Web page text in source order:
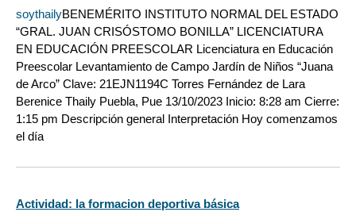
soythailyBENEMÉRITO INSTITUTO NORMAL DEL ESTADO
“GRAL. JUAN CRISÓSTOMO BONILLA” LICENCIATURA
EN EDUCACIÓN PREESCOLAR Licenciatura en Educación
Preescolar Levantamiento de Campo Jardín de Niños “Juana
de Arco” Clave: 21EJN1194C Torres Fernández de Lara
Berenice Thaily Puebla, Pue 13/10/2023 Inicio: 8:28 am Cierre:
1:15 pm Descripción general Interpretación Hoy comenzamos
el día
Actividad: la formacion deportiva básica